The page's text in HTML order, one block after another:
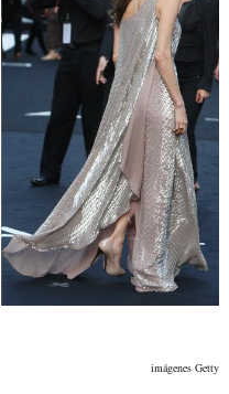
imágenes Getty